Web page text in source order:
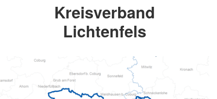
Kreisverband
Lichtenfels